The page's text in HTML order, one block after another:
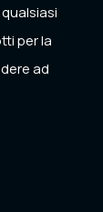
per la
ad